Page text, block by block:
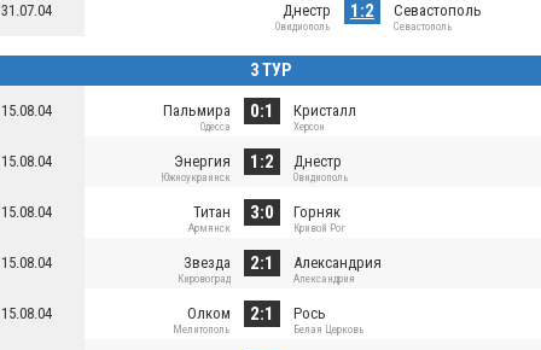
31.07.04 Днестр
Овидиополь
1:2 Севастополь
Севастополь
3 ТУР
15.08.04 Пальмира
Одесса
0:1 Кристалл
Херсон
15.08.04 Энергия
Южноукраинск
1:2 Днестр
Овидиополь
15.08.04 Титан
Армянск
3:0 Горняк
Кривой Рог
15.08.04 Звезда
Кировоград
2:1 Александрия
Александрия
15.08.04 Олком
Мелитополь
2:1 Рось
Белая Церковь